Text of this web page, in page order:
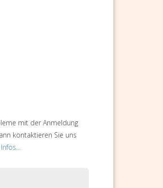
mit der Anmeldung
kontaktieren Sie uns